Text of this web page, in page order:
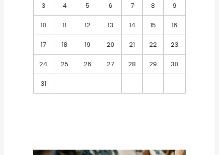
3 4 5 6 7 8 9
10 11 12 13 14 15 16
17 18 19 20 21 22 23
24 25 26 27 28 29 30
31